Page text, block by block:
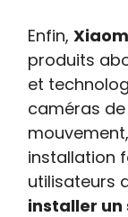
Enfin,
produits
et
caméras
installation
utilisateurs
installer